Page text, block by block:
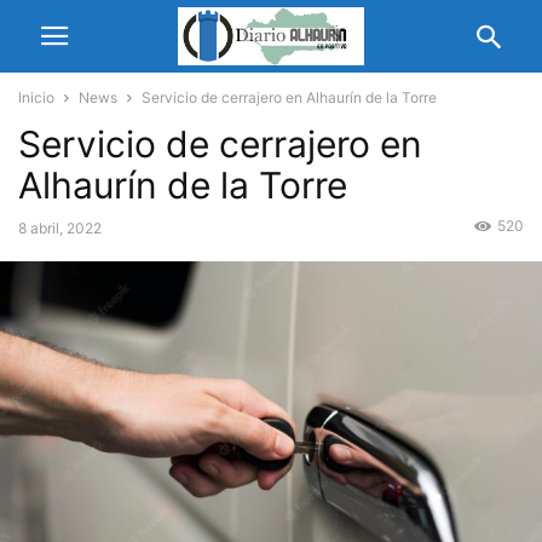
Inicio News Servicio de cerrajero en Alhaurín de la Torre
Servicio de cerrajero en
Alhaurín de la Torre
8 abril, 2022 520